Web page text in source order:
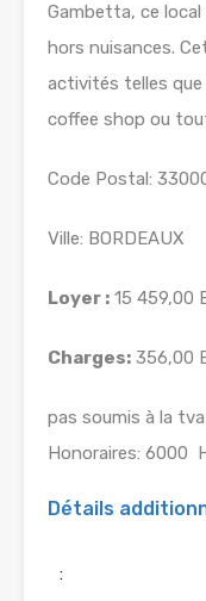
Gambetta, ce
hors nuisances.
activités telles
coffee shop ou
Code Postal:
Ville: BORDEAUX
Loyer : 15 459,00
Charges: 356,00
pas soumis à la tva
Honoraires: 6000 
Détails
: